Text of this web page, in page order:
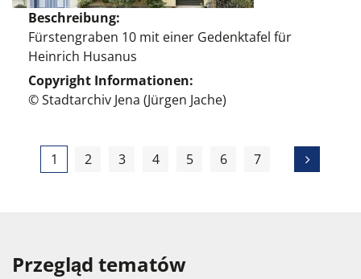
Beschreibung
Fürstengraben 10 mit einer Gedenktafel für
Heinrich Husanus
Copyright Informationen
© Stadtarchiv Jena (Jürgen Jache)
1 2 3 4 5 6 7
Przegląd tematów